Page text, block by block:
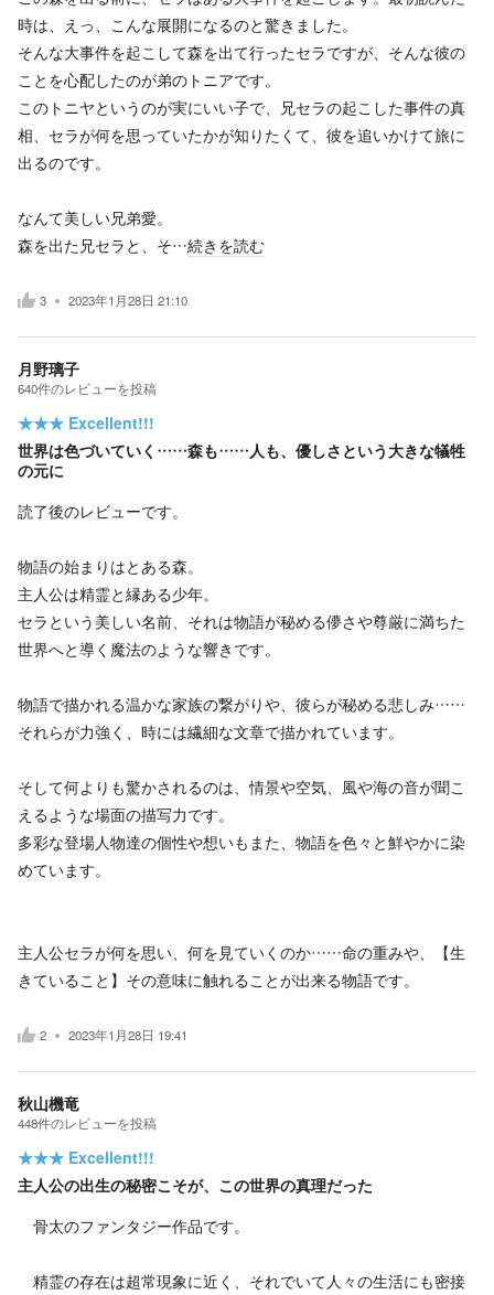
時は、えっ、こんな展開になるのと驚きました。
そんな大事件を起こして森を出て行ったセラですが、そんな彼の
ことを心配したのが弟のトニアです。
このトニヤというのが実にいい子で、兄セラの起こした事件の真
相、セラが何を思っていたかが知りたくて、彼を追いかけて旅に
出るのです。
なんて美しい兄弟愛。
森を出た兄セラと、そ…続きを読む
3 2023年1月28日 21:10
月野璃子
640件のレビューを投稿
★★★ Excellent!!!
世界は色づいていく……森も……人も、優しさという大きな犠牲
の元に
読了後のレビューです。
物語の始まりはとある森。
主人公は精霊と縁ある少年。
セラという美しい名前、それは物語が秘める儚さや尊厳に満ちた
世界へと導く魔法のような響きです。
物語で描かれる温かな家族の繋がりや、彼らが秘める悲しみ……
それらが力強く、時には繊細な文章で描かれています。
そして何よりも驚かされるのは、情景や空気、風や海の音が聞こ
えるような場面の描写力です。
多彩な登場人物達の個性や想いもまた、物語を色々と鮮やかに染
めています。
主人公セラが何を思い、何を見ていくのか……命の重みや、【生
きていること】その意味に触れることが出来る物語です。
2 2023年1月28日 19:41
秋山機竜
448件のレビューを投稿
★★★ Excellent!!!
主人公の出生の秘密こそが、この世界の真理だった
骨太のファンタジー作品です。
精霊の存在は超常現象に近く、それでいて人々の生活にも密接